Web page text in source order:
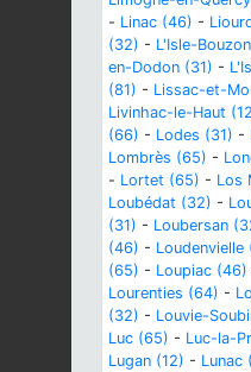
- Linac (46) -
(32) - L'Isle-
en-Dodon (31) -
(81) - Lissac-et-
Livinhac-le-Haut
(66) - Lodes (31) -
Lombrès (65) -
- Lortet (65) - Los
Loubédat (32) -
(31) - Loubersan
(46) - Loudenvielle
(65) - Loupiac (46)
Lourenties (64) -
(32) - Louvie-
Luc (65) - Luc-la-
Lugan (12) - Lunac